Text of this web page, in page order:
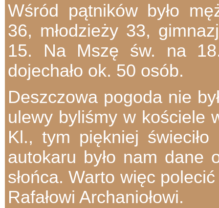
Wśród pątników było
36, młodzieży 33,
15. Na Mszę św. na
dojechało ok. 50 osób.
Deszczowa pogoda nie
ulewy byliśmy w kościele
Kl., tym piękniej
autokaru było nam dane
słońca. Warto więc
Rafałowi Archaniołowi.